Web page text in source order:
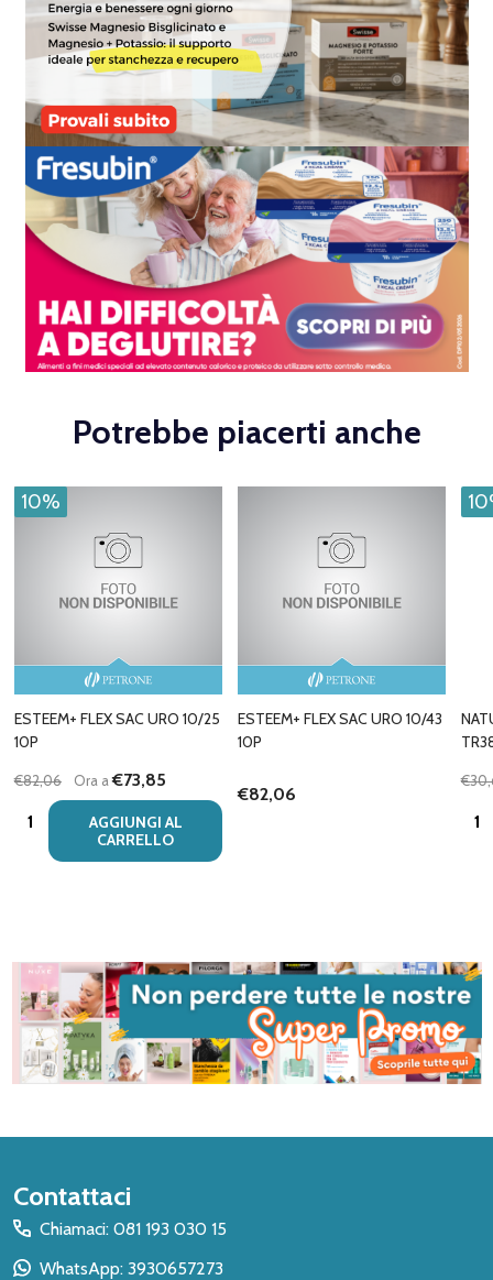
Potrebbe piacerti anche
10%
ESTEEM+ FLEX SAC URO 10/25
10P
€82,06 Ora a€73,85
Quantità:
AGGIUNGI AL
CARRELLO
ESTEEM+ FLEX SAC URO 10/43
10P
€82,06
Inizio
del
piè
Contattaci
Chiamaci: 081 193 030 15
WhatsApp: 3930657273